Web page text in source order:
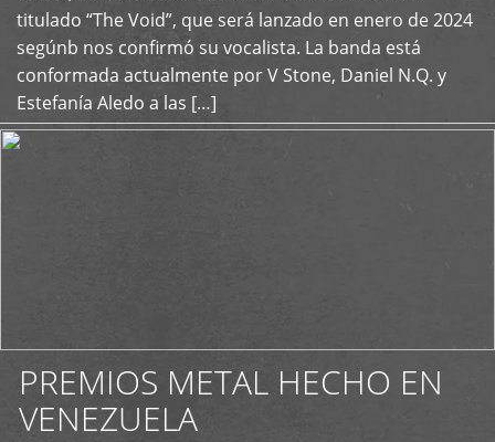
titulado “The Void”, que será lanzado en enero de 2024
segúnb nos confirmó su vocalista. La banda está
conformada actualmente por V Stone, Daniel N.Q. y
Estefanía Aledo a las […]
PREMIOS METAL HECHO EN
VENEZUELA